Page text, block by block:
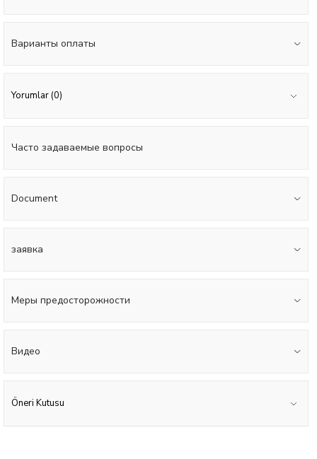
Варианты оплаты
Yorumlar (0)
Часто задаваемые вопросы
Document
заявка
Меры предосторожности
Видео
Öneri Kutusu